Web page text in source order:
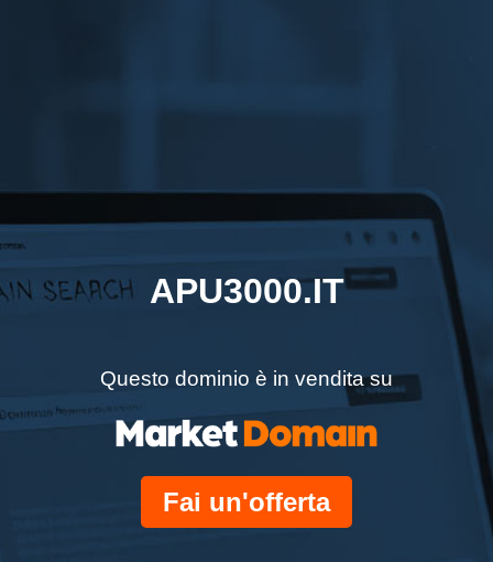
APU3000.IT
Questo dominio è in vendita su
Fai un'offerta